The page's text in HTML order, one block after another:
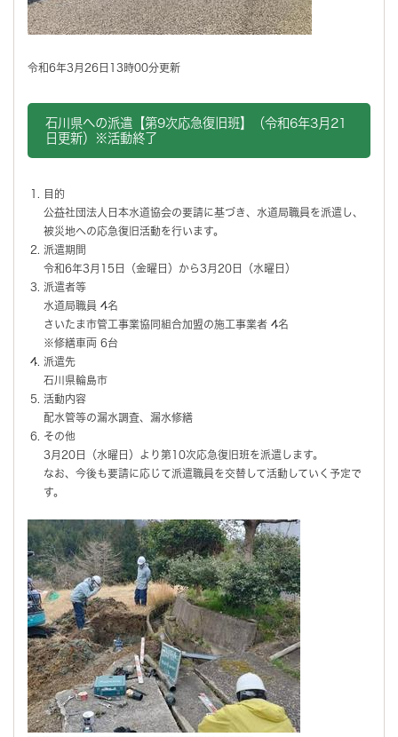
令和6年3月26日13時00分更新
石川県への派遣【第9次応急復旧班】（令和6年3月21
日更新）※活動終了
目的
公益社団法人日本水道協会の要請に基づき、水道局職員を派遣し、
被災地への応急復旧活動を行います。
派遣期間
令和6年3月15日（金曜日）から3月20日（水曜日）
派遣者等
水道局職員 4名
さいたま市管工事業協同組合加盟の施工事業者 4名
※修繕車両 6台
派遣先
石川県輪島市
活動内容
配水管等の漏水調査、漏水修繕
その他
3月20日（水曜日）より第10次応急復旧班を派遣します。
なお、今後も要請に応じて派遣職員を交替して活動していく予定で
す。